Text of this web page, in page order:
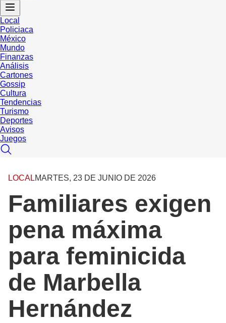
Local
Policiaca
México
Mundo
Finanzas
Análisis
Cartones
Gossip
Cultura
Tendencias
Turismo
Deportes
Avisos
Juegos
LOCALMARTES, 23 DE JUNIO DE 2026
Familiares exigen
pena máxima
para feminicida
de Marbella
Hernández